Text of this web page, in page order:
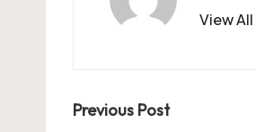
View
Post
Previous Post